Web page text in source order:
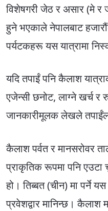
विशेषगरी जेठ र असार (मे र
हुने भएकाले नेपालबाट
पर्यटकहरू यस यात्रामा
यदि तपाईं पनि कैलाश
एजेन्सी छनोट, लाग्ने खर्च र
जानकारीमूलक लेखले
कैलाश पर्वत र मानसरोवर
प्राकृतिक रूपमा पनि एउटा
हो। तिब्बत (चीन) मा पर्ने
प्रवेशद्वार मानिन्छ। कैलाश